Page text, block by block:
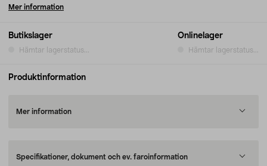
Butikslager
Hämtar lagerstatus...
Onlinelager
Hämtar lagerstatus...
Mer information
Produktinformation
Mer information
Specifikationer, dokument och ev. faroinformation